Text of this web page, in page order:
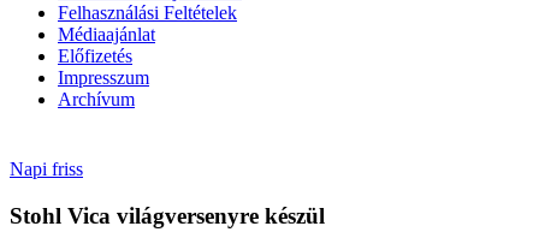
Felhasználási Feltételek
Médiaajánlat
Előfizetés
Impresszum
Archívum
Napi friss
Stohl Vica világversenyre készül